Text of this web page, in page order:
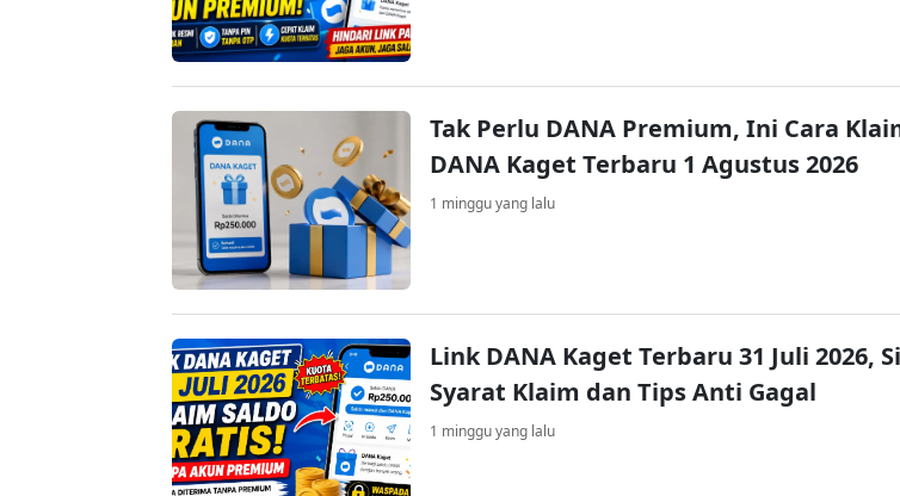
Tak Perlu DANA Premium, Ini Cara
DANA Kaget Terbaru 1 Agustus 2026
1 minggu yang lalu
Link DANA Kaget Terbaru 31 Juli 2026,
Syarat Klaim dan Tips Anti Gagal
1 minggu yang lalu